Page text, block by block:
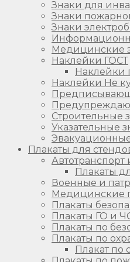
Знаки для
Знаки
Знаки
Медицинские
Наклейки ГОСТ
Наклейки
Наклейки Не
Строительные
Указательные
Плакаты для
Плакаты
Военные и
Медицинские
Плакаты
Плакаты ГО и
Плакаты по
Плакаты по
Плакат по